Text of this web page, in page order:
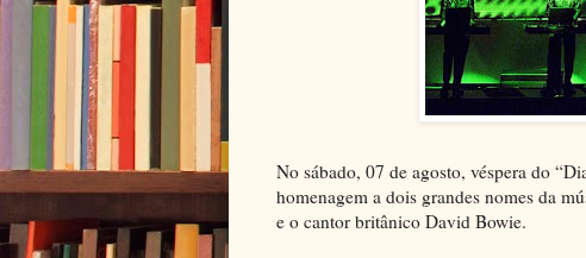
No sábado, 07 de agosto, véspera do
homenagem a dois grandes nomes da
e o cantor britânico David Bowie.